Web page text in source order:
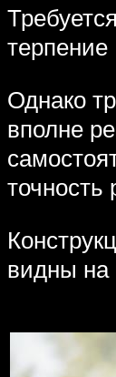
терпение
Однако
вполне
точность
видны на